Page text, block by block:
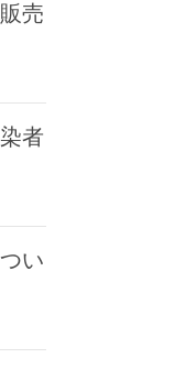
売
者
い